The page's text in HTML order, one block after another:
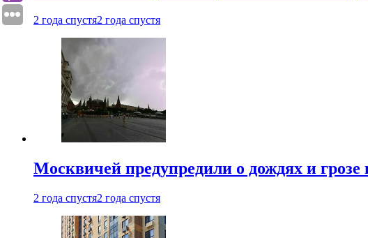
2 года спустя2 года спустя
Москвичей предупредили о дождях и
2 года спустя2 года спустя